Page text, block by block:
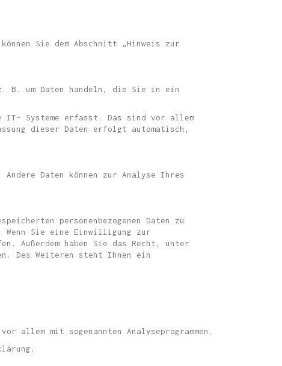
Sie dem Abschnitt „Hinweis zur
B. um Daten handeln, die Sie in ein
IT- Systeme erfasst. Das sind vor allem
dieser Daten erfolgt automatisch,
Daten können zur Analyse Ihres
personenbezogenen Daten zu
Wenn Sie eine Einwilligung zur
Außerdem haben Sie das Recht, unter
Des Weiteren steht Ihnen ein
allem mit sogenannten Analyseprogrammen.